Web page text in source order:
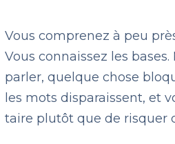
Vous comprenez à peu
Vous connaissez les
parler, quelque chose
les mots disparaissent, et
taire plutôt que de risquer